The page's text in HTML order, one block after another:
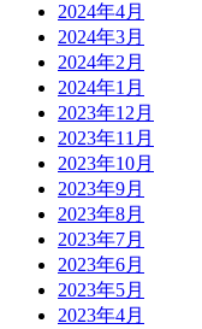
2024年4月
2024年3月
2024年2月
2024年1月
2023年12月
2023年11月
2023年10月
2023年9月
2023年8月
2023年7月
2023年6月
2023年5月
2023年4月